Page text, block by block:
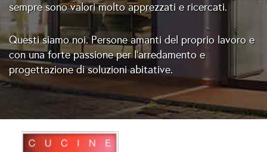
sempre sono valori molto apprezzati e ricercati.
Questi siamo noi. Persone amanti del proprio lavoro e
con una forte passione per l’arredamento e
progettazione di soluzioni abitative.